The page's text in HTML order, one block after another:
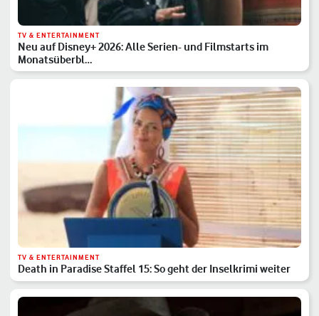
TV & ENTERTAINMENT
Neu auf Disney+ 2026: Alle Serien- und Filmstarts im
Monatsüberbl…
TV & ENTERTAINMENT
Death in Paradise Staffel 15: So geht der Inselkrimi weiter